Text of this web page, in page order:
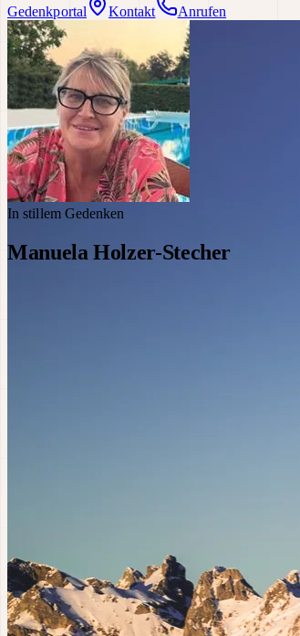
Gedenkportal Kontakt Anrufen
In stillem Gedenken
Manuela Holzer-Stecher